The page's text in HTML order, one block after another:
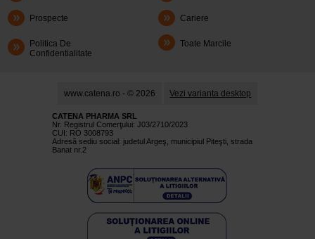
Prospecte Cariere
Politica De
Confidentialitate
Toate Marcile
www.catena.ro - © 2026 Vezi varianta desktop
CATENA PHARMA SRL
Nr. Registrul Comerţului: J03/2710/2023
CUI: RO 3008793
Adresă sediu social: judetul Argeş, municipiul Piteşti, strada
Banat nr.2